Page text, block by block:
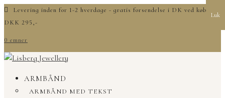
Levering inden for 1-2 hverdage - gratis forsendelse i DK ved køb over
DKK 295,-
0 emner
ARMBÅND
ARMBÅND MED TEKST
Luk